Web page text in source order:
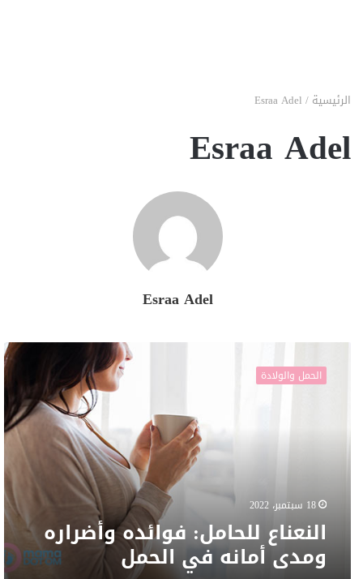
الرئيسية /
Esraa Adel
Esraa Adel
Esraa Adel
للحامل:
فوائده
أمانه
الحمل والولادة
18 سبتمبر، 2022
النعناع للحامل: فوائده وأضراره
ومدى أمانه في الحمل